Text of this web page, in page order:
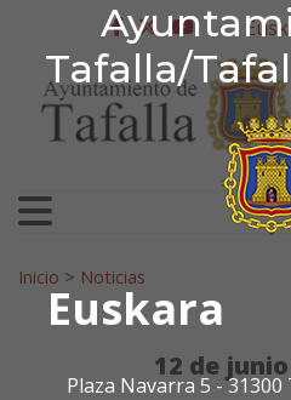
Tafalla/
Euskara
Plaza Navarra 5 - 31300
Ir al contenidofacebook
twitter
Search for:
Inicio > Noticias
12 de